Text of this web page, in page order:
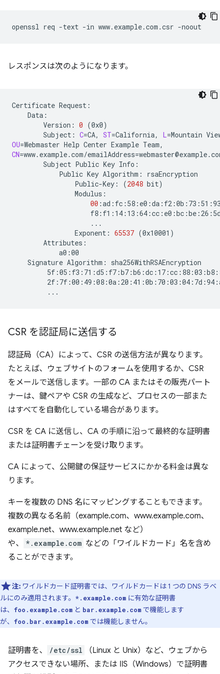
openssl req -text -in www.example.com.csr
レスポンスは次のようになります。
Certificate
Version: 0 (0x0)
Subject: C=CA, ST=California, L=Mountain
OU=Webmaster Help Center Example
CN=www.example.com/emailAddress=
Subject Public Key
Public Key Algorithm:
Public-Key:
(2048 bit)
00
Exponent: 65537 (0x10001 )
Signature Algorithm:
CSR を認証局に送信する
認証局（CA）によって、CSR の送信方法が異なります。
たとえば、ウェブサイトのフォームを使用するか、CSR
をメールで送信します。一部の CA またはその販売パート
ナーは、鍵ペアや CSR の生成など、プロセスの一部また
はすべてを自動化している場合があります。
CSR を CA に送信し、CA の手順に沿って最終的な証明書
または証明書チェーンを受け取ります。
CA によって、公開鍵の保証サービスにかかる料金は異な
ります。
キーを複数の DNS 名にマッピングすることもできます。
複数の異なる名前（example.com、www.example.com、
example.net、www.example.net など）
や、
*.example.com などの「ワイルドカード」名を含め
ることができます。
注: ワイルドカード証明書では、ワイルドカードは 1 つの DNS ラベ
ルにのみ適用されます。
*.example.com に有効な証明書
は、
foo.example.com と bar.example.com で機能します
が、
foo.bar.example.com では機能しません。
証明書を、 /etc/ssl
（Linux と Unix）など、ウェブから
アクセスできない場所、または IIS（Windows）で証明書